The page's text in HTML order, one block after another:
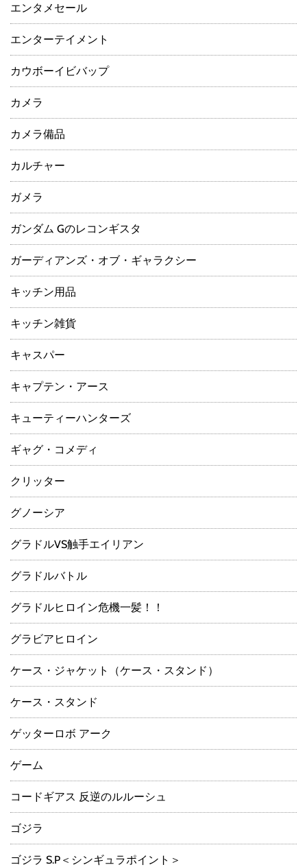
エンタメセール
エンターテイメント
カウボーイビバップ
カメラ
カメラ備品
カルチャー
ガメラ
ガンダム Gのレコンギスタ
ガーディアンズ・オブ・ギャラクシー
キッチン用品
キッチン雑貨
キャスパー
キャプテン・アース
キューティーハンターズ
ギャグ・コメディ
クリッター
グノーシア
グラドルVS触手エイリアン
グラドルバトル
グラドルヒロイン危機一髪！！
グラビアヒロイン
ケース・ジャケット（ケース・スタンド）
ケース・スタンド
ゲッターロボ アーク
ゲーム
コードギアス 反逆のルルーシュ
ゴジラ
ゴジラ S.P＜シンギュラポイント＞